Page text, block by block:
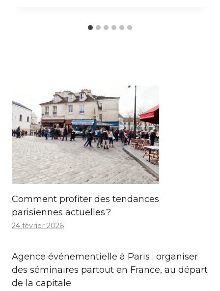
Comment profiter des tendances
parisiennes actuelles ?
24 février 2026
Agence événementielle à Paris : organiser
des séminaires partout en France, au départ
de la capitale